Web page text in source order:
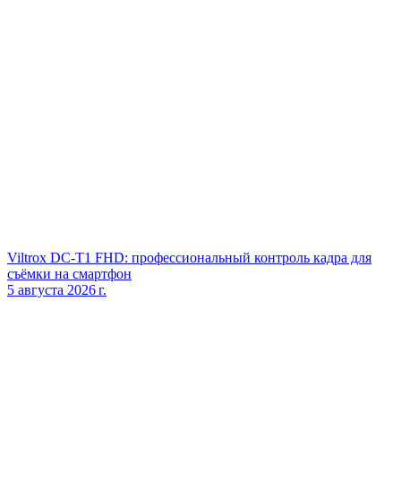
Viltrox DC‑T1 FHD: профессиональный контроль кадра для
съёмки на смартфон
5 августа 2026 г.